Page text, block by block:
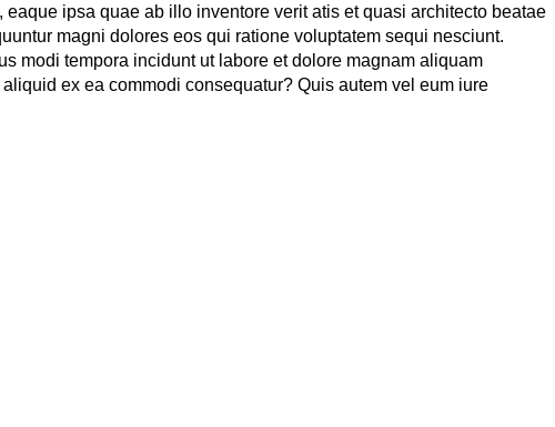
ipsa quae ab illo inventore verit atis et quasi architecto beatae
magni dolores eos qui ratione voluptatem sequi nesciunt.
modi tempora incidunt ut labore et dolore magnam aliquam
ex ea commodi consequatur? Quis autem vel eum iure